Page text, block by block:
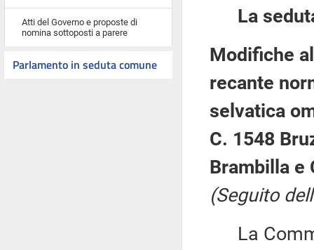
Atti del Governo e proposte di
nomina sottoposti a parere
Parlamento in seduta comune
La
Modifiche
recante
selvatica
C. 1548
Brambilla e
(Seguito
La